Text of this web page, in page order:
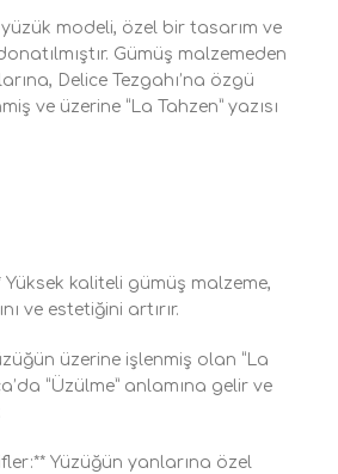
modeli, özel bir tasarım ve
Gümüş malzemeden
Delice Tezgahı’na özgü
ve üzerine “La Tahzen” yazısı
Yüksek kaliteli gümüş malzeme,
ve estetiğini artırır.
üzerine işlenmiş olan “La
“Üzülme” anlamına gelir ve
Yüzüğün yanlarına özel